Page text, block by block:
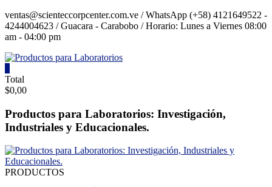
Saltar
contenido
ventas@scienteccorpcenter.com.ve / WhatsApp (+58) 4121649522 -
4244004623 / Guacara - Carabobo / Horario: Lunes a Viernes 08:00
am - 04:00 pm
Productos
para
Laboratorios
Investigación,
y
Educacionales.
Total
$0,00
Productos para Laboratorios: Investigación,
Industriales y Educacionales.
PRODUCTOS